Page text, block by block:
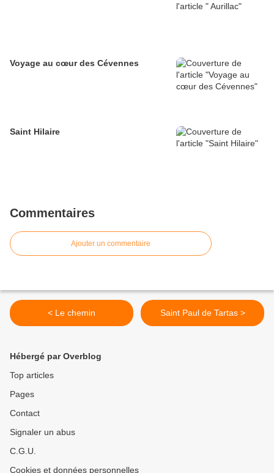
Voyage au cœur des Cévennes
Saint Hilaire
Commentaires
Ajouter un commentaire
< Le chemin Saint Paul de Tartas >
Hébergé par Overblog
Top articles
Pages
Contact
Signaler un abus
C.G.U.
Cookies et données personnelles